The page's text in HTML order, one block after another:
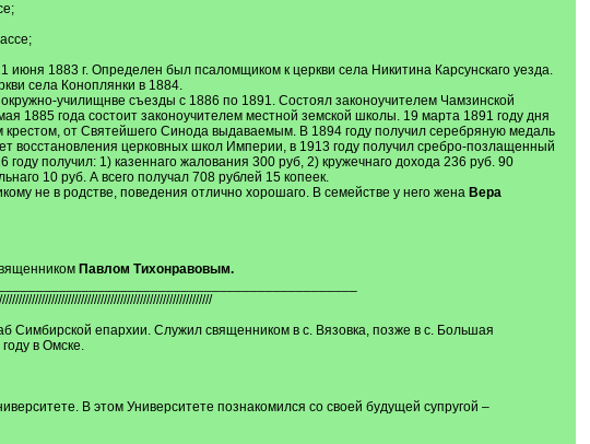
июня 1883 г. Определен был псаломщиком к церкви села Никитина Карсунскаго уезда.
села Коноплянки в 1884.
училищнве съезды с 1886 по 1891. Состоял законоучителем Чамзинской
1885 года состоит законоучителем местной земской школы. 19 марта 1891 году дня
от Святейшего Синода выдаваемым. В 1894 году получил серебряную медаль
восстановления церковных школ Империи, в 1913 году получил сребро-позлащенный
получил: 1) казеннаго жалования 300 руб, 2) кружечнаго дохода 236 руб. 90
10 руб. А всего получал 708 рублей 15 копеек.
не в родстве, поведения отлично хорошаго. В семействе у него жена Вера
Павлом Тихонравовым.
Симбирской епархии. Служил священником в с. Вязовка, позже в с. Большая
в Омске.
В этом Университете познакомился со своей будущей супругой –